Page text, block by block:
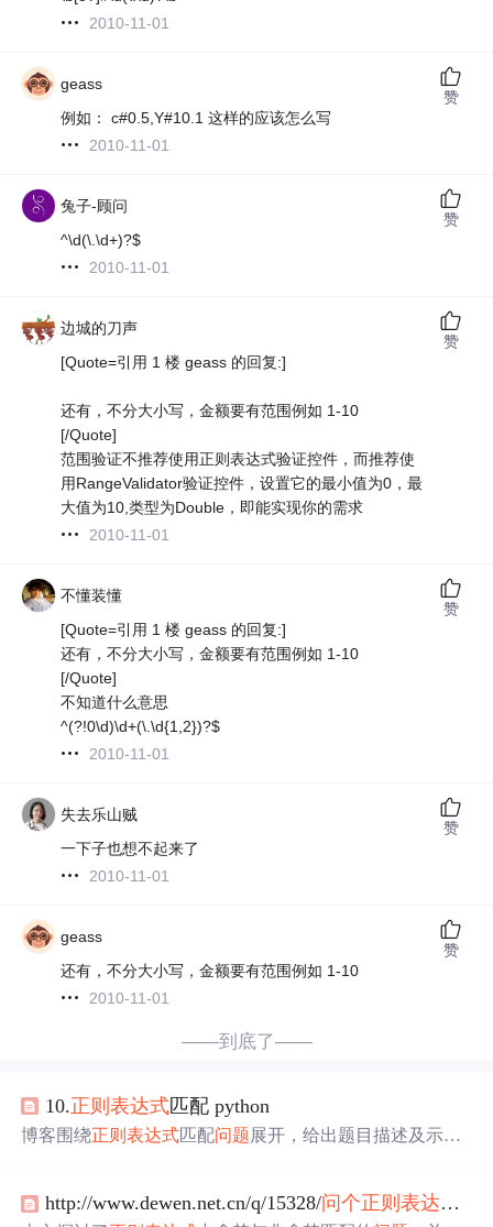
2010-11-01
geass
例如： c#0.5,Y#10.1 这样的应该怎么写
2010-11-01
赞
兔子-顾问
^\d(\.\d+)?$
2010-11-01
赞
边城的刀声
[Quote=引用 1 楼 geass 的回复:]
还有，不分大小写，金额要有范围例如 1-10
[/Quote]
范围验证不推荐使用正则表达式验证控件，而推荐使
用RangeValidator验证控件，设置它的最小值为0，最
大值为10,类型为Double，即能实现你的需求
2010-11-01
赞
不懂装懂
[Quote=引用 1 楼 geass 的回复:]
还有，不分大小写，金额要有范围例如 1-10
[/Quote]
不知道什么意思
^(?!0\d)\d+(\.\d{1,2})?$
2010-11-01
赞
失去乐山贼
一下子也想不起来了
2010-11-01
赞
geass
还有，不分大小写，金额要有范围例如 1-10
2010-11-01
赞
——到底了——
10.正则表达式匹配 python
博客围绕正则表达式匹配问题展开，给出题目描述及示
码及详细解释，最终可有效解决正则表达式匹配问题。
http://www.dewen.net.cn/q/15328/问个正则表达式